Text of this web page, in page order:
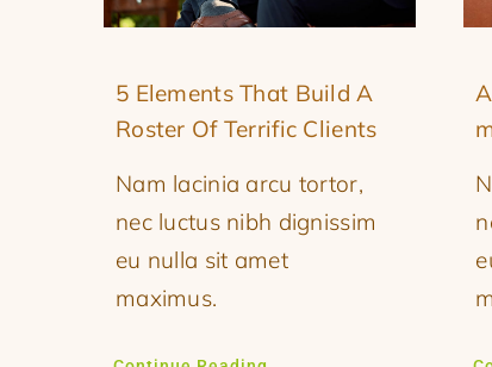
5 Elements That Build A
Roster Of Terrific Clients
Nam lacinia arcu tortor,
nec luctus nibh dignissim
eu nulla sit amet
maximus.